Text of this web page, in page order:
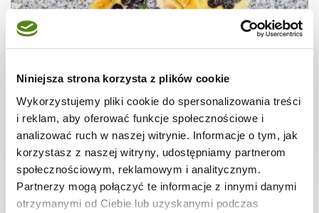
Niniejsza strona korzysta z plików cookie
Wykorzystujemy pliki cookie do spersonalizowania treści
i reklam, aby oferować funkcje społecznościowe i
analizować ruch w naszej witrynie. Informacje o tym, jak
korzystasz z naszej witryny, udostępniamy partnerom
społecznościowym, reklamowym i analitycznym.
Partnerzy mogą połączyć te informacje z innymi danymi
otrzymanymi od Ciebie lub uzyskanymi podczas
Ciastka francuskie z borówkami + film
30 min. 1531 kcal 8